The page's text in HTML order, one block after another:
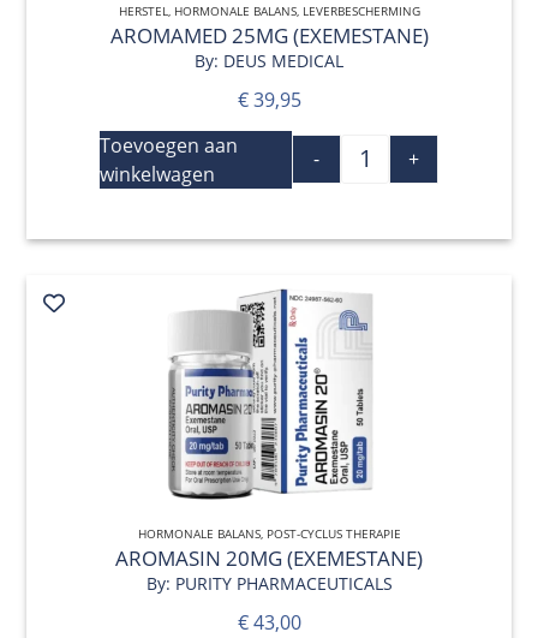
QUICK VIEW
HERSTEL HORMONALE BALANS, LEVERBESCHERMING
AROMAMED 25MG (EXEMESTANE)
By: DEUS MEDICAL
€39,95
- +
Toevoegen aan
winkelwagen
QUICK VIEW
HORMONALE BALANS, POST-CYCLUS THERAPIE
AROMASIN 20MG (EXEMESTANE)
By: PURITY PHARMACEUTICALS
€43,00